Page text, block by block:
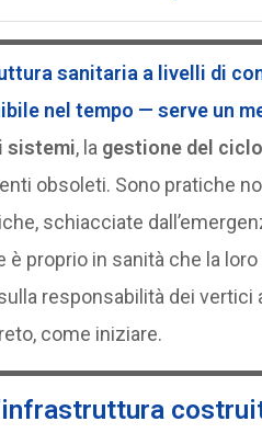
sanitaria a livelli di
nel tempo — serve un
sistemi, la gestione del
obsoleti. Sono pratiche
schiacciate
è proprio in sanità che la
responsabilità dei vertici
come iniziare.